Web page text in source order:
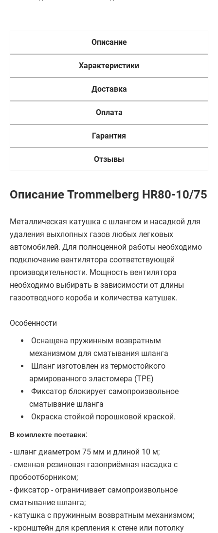
Описание
Характеристики
Доставка
Оплата
Гарантия
Отзывы
Описание Trommelberg HR80-10/75
Металлическая катушка с шлангом и насадкой для
удаления выхлопных газов любых легковых
автомобилей. Для полноценной работы необходимо
подключение вентилятора соответствующей
производительности. Мощность вентилятора
необходимо выбирать в зависимости от длины
газоотводного короба и количества катушек.
Особенности
Оснащена пружинным возвратным
механизмом для сматывания шланга
Шланг изготовлен из термостойкого
армированного эластомера (TPE)
Фиксатор блокирует самопроизвольное
сматывание шланга
Окраска стойкой порошковой краской.
В комплекте поставки:
- шланг диаметром 75 мм и длиной 10 м;
- сменная резиновая газоприёмная насадка с
пробоотборником;
- фиксатор - ограничивает самопроизвольное
сматывание шланга;
- катушка с пружинным возвратным механизмом;
- кронштейн для крепления к стене или потолку